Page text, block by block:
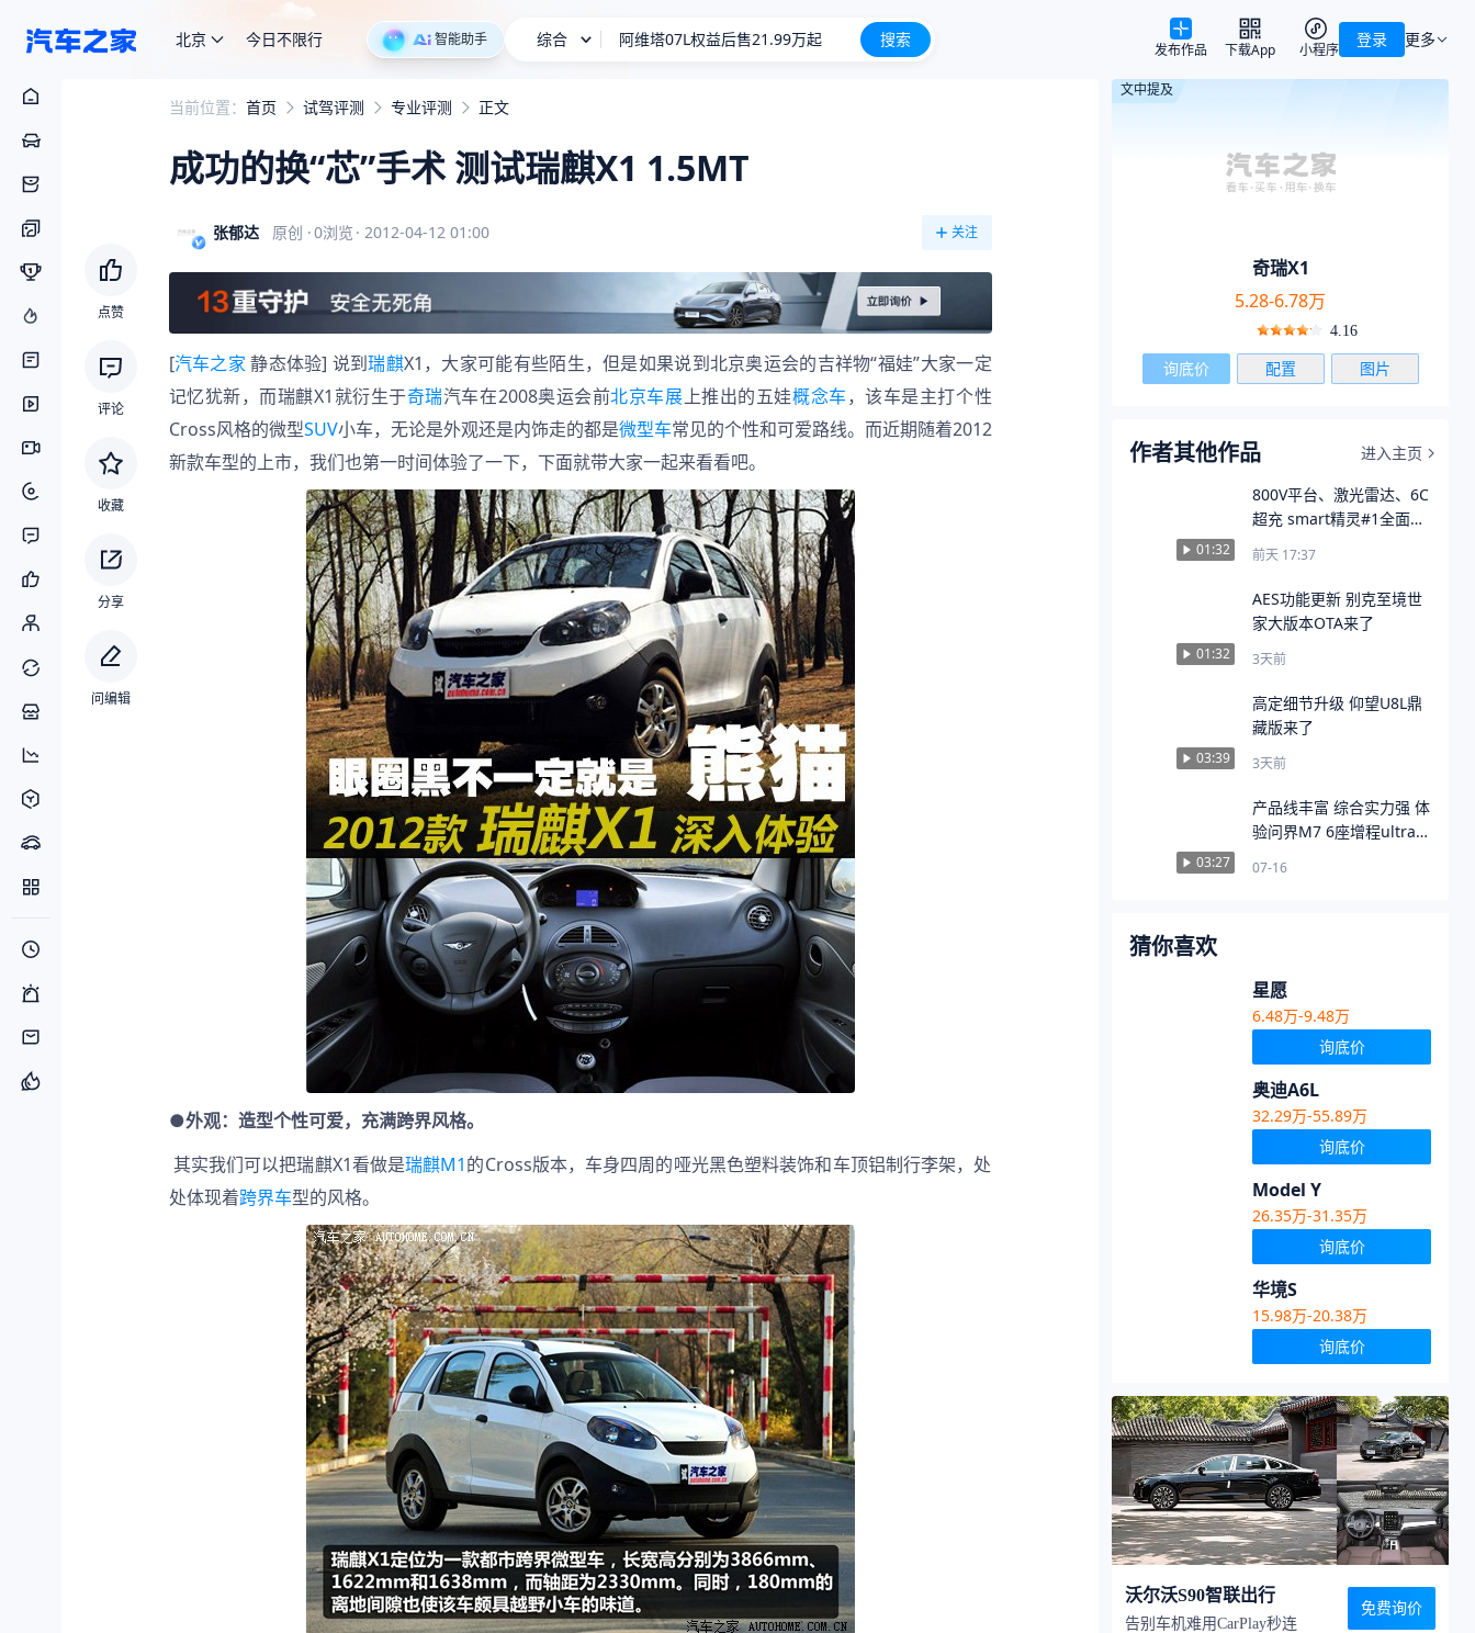
北京 今日不限行 智能助手 综合 长城H10 新车上市
阿维塔07L权益后售21.99万起
搜索 更多
登录
发布作品 下载App 小程序
点赞
评论
收藏
分享
问编辑
当前位置： 首页 试驾评测 专业评测 正文
成功的换“芯”手术 测试瑞麒X1 1.5MT
张郁达 原创 ·0浏览 · 2012-04-12 01:00 关注
[汽车之家 静态体验] 说到瑞麒X1，大家可能有些陌生，但是如果说到北京奥运会的吉祥物“福娃”大家一定
记忆犹新，而瑞麒X1就衍生于奇瑞汽车在2008奥运会前北京车展上推出的五娃概念车，该车是主打个性
Cross风格的微型SUV小车，无论是外观还是内饰走的都是微型车常见的个性和可爱路线。而近期随着2012
新款车型的上市，我们也第一时间体验了一下，下面就带大家一起来看看吧。
●外观：造型个性可爱，充满跨界风格。
其实我们可以把瑞麒X1看做是瑞麒M1的Cross版本，车身四周的哑光黑色塑料装饰和车顶铝制行李架，处
处体现着跨界车型的风格。
文中提及
奇瑞X1
5.28-6.78万
4.16
询底价 配置 图片
作者其他作品 进入主页
01:32
800V平台、激光雷达、6C
超充 smart精灵#1全面升
级
前天 17:37
01:32
AES功能更新 别克至境世
家大版本OTA来了
3天前
03:39
高定细节升级 仰望U8L鼎
藏版来了
3天前
03:27
产品线丰富 综合实力强 体
验问界M7 6座增程ultra
07-16
猜你喜欢
星愿
6.48万-9.48万
询底价
奥迪A6L
32.29万-55.89万
询底价
Model Y
26.35万-31.35万
询底价
华境S
15.98万-20.38万
询底价
沃尔沃S90智联出行
告别车机难用CarPlay秒连
免费询价